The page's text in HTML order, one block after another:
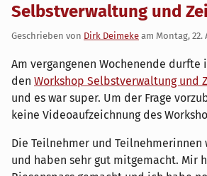
Selbstverwaltung und
Geschrieben von Dirk Deimeke am Montag, 22.
Am vergangenen Wochenende durfte
den Workshop Selbstverwaltung und
und es war super. Um der Frage
keine Videoaufzeichnung des
Die Teilnehmer und
und haben sehr gut mitgemacht. Mir